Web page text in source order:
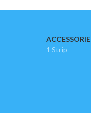
1 Strip